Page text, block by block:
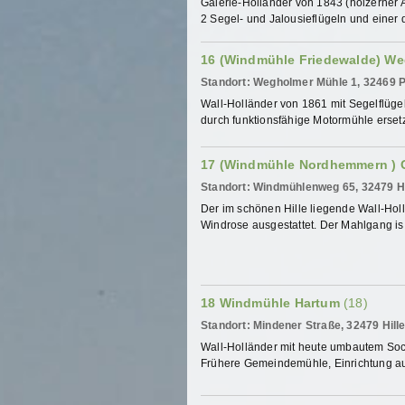
Galerie-Holländer von 1843 (hölzerner
2 Segel- und Jalousieflügeln und einer
16 (Windmühle Friedewalde)
Standort: Wegholmer Mühle 1, 32469
Wall-Holländer von 1861 mit
durch funktionsfähige Motormühle
17 (Windmühle Nordhemmern )
Standort: Windmühlenweg 65, 32479
Der im schönen Hille liegende Wall-
Windrose ausgestattet. Der Mahlgang is
18 Windmühle Hartum (18)
Standort: Mindener Straße, 32479
Wall-Holländer mit heute umbautem
Frühere Gemeindemühle, Einrichtung